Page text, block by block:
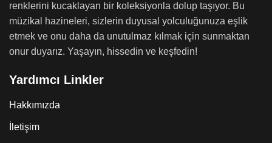
renklerini kucaklayan bir koleksiyonla dolup taşıyor. Bu
müzikal hazineleri, sizlerin duyusal yolculuğunuza eşlik
etmek ve onu daha da unutulmaz kılmak için sunmaktan
onur duyarız. Yaşayın, hissedin ve keşfedin!
Yardımcı Linkler
Hakkımızda
İletişim